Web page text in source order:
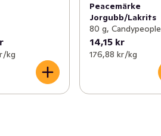
/kg
Peacemärke
Jorgubb/Lakrits
80 g, Candypeople
14,15 kr
176,88 kr /kg